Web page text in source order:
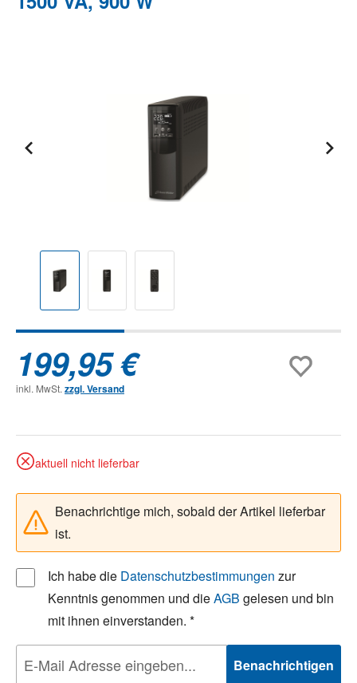
199,95 €
inkl. MwSt. zzgl. Versand
aktuell nicht lieferbar
Benachrichtige mich, sobald der Artikel lieferbar
ist.
Ich habe die Datenschutzbestimmungen zur
Kenntnis genommen und dieAGB gelesen und bin
mit ihnen einverstanden. *
Benachrichtigen